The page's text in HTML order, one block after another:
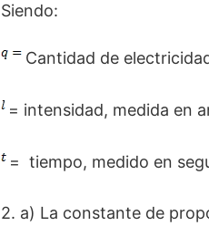
Siendo:
Cantidad de
= intensidad, medida en
= tiempo, medido en
2. a) La constante de